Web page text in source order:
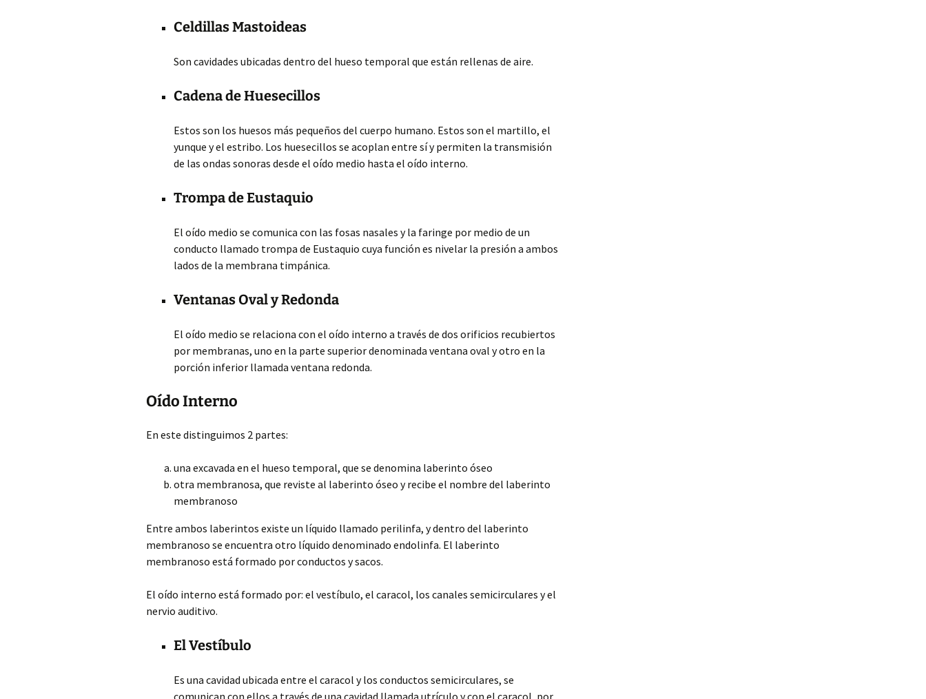
Celdillas Mastoideas
Son cavidades ubicadas dentro del hueso temporal que están rellenas de aire.
Cadena de Huesecillos
Estos son los huesos más pequeños del cuerpo humano. Estos son el martillo, el
yunque y el estribo. Los huesecillos se acoplan entre sí y permiten la transmisión
de las ondas sonoras desde el oído medio hasta el oído interno.
Trompa de Eustaquio
El oído medio se comunica con las fosas nasales y la faringe por medio de un
conducto llamado trompa de Eustaquio cuya función es nivelar la presión a ambos
lados de la membrana timpánica.
Ventanas Oval y Redonda
El oído medio se relaciona con el oído interno a través de dos orificios recubiertos
por membranas, uno en la parte superior denominada ventana oval y otro en la
porción inferior llamada ventana redonda.
Oído Interno
En este distinguimos 2 partes:
una excavada en el hueso temporal, que se denomina laberinto óseo
otra membranosa, que reviste al laberinto óseo y recibe el nombre del laberinto
membranoso
Entre ambos laberintos existe un líquido llamado perilinfa, y dentro del laberinto
membranoso se encuentra otro líquido denominado endolinfa. El laberinto
membranoso está formado por conductos y sacos.
El oído interno está formado por: el vestíbulo, el caracol, los canales semicirculares y el
nervio auditivo.
El Vestíbulo
Es una cavidad ubicada entre el caracol y los conductos semicirculares, se
comunican con ellos a través de una cavidad llamada utrículo y con el caracol, por